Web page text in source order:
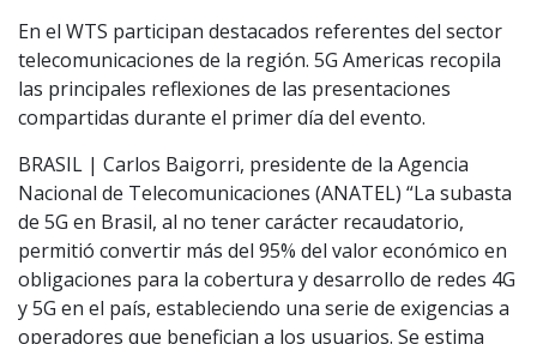
En el WTS participan destacados referentes del sector
telecomunicaciones de la región. 5G Americas recopila
las principales reflexiones de las presentaciones
compartidas durante el primer día del evento.
BRASIL | Carlos Baigorri, presidente de la Agencia
Nacional de Telecomunicaciones (ANATEL) “La subasta
de 5G en Brasil, al no tener carácter recaudatorio,
permitió convertir más del 95% del valor económico en
obligaciones para la cobertura y desarrollo de redes 4G
y 5G en el país, estableciendo una serie de exigencias a
operadores que benefician a los usuarios. Se estima